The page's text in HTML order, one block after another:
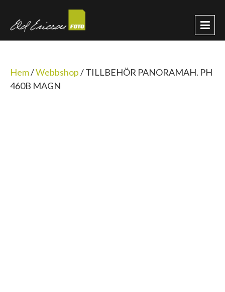
Hem/Webbshop/TILLBEHÖR PANORAMAH. PH
460B MAGN